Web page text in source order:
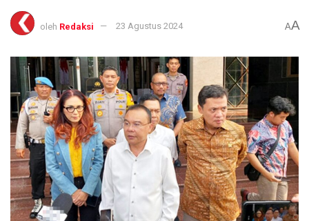
oleh Redaksi 23 Agustus 2024 AA